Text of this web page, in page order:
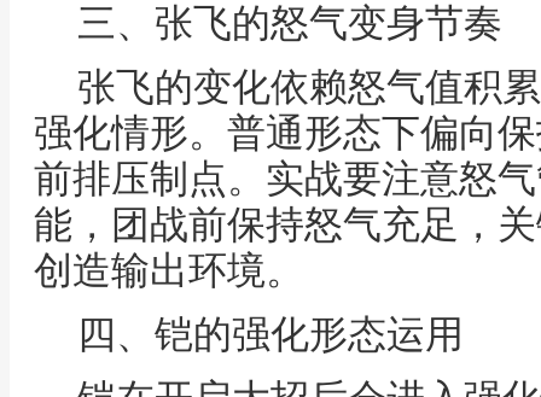
三、张飞的怒气变身节奏
张飞的变化依赖怒气值积
强化情形。普通形态下偏向
前排压制点。实战要注意怒
能，团战前保持怒气充足，
创造输出环境。
四、铠的强化形态运用